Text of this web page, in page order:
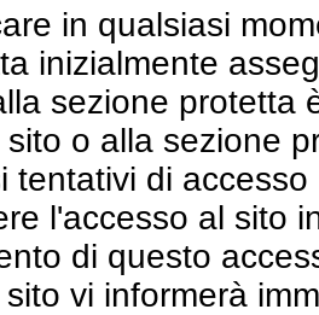
in qualsiasi
inizialmente
sezione protetta
o alla sezione
tentativi di
l'accesso al sito
di questo
vi informerà